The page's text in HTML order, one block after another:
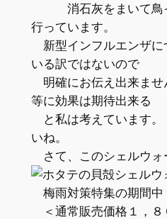
消石灰をまいて鳥イ
行っています。
新型インフルエンザに
いる訳ではないので
明確にお伝え出来ませ
等に効果は期待出来る
と私は考えています
いね。
さて、このシェルウォ
梅雨対策特集の期間中
＜通常販売価格１，８